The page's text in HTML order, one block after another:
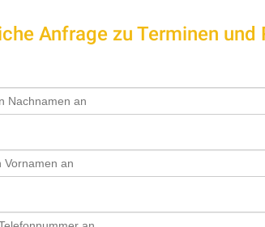
Anfrage zu Terminen und